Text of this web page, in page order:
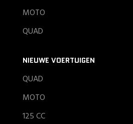
MOTO
QUAD
NIEUWE VOERTUIGEN
QUAD
MOTO
125 CC